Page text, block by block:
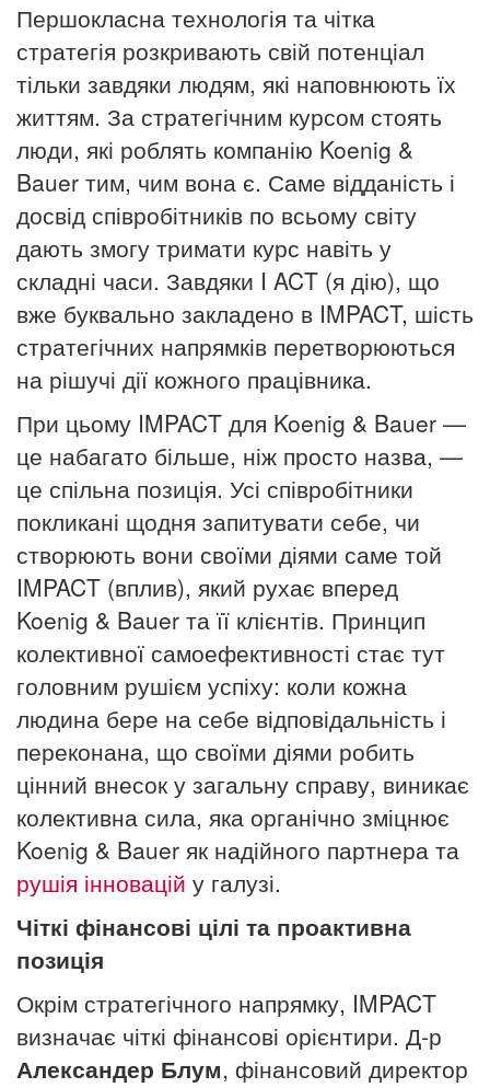
Першокласна технологія та чітка
стратегія розкривають свій потенціал
тільки завдяки людям, які наповнюють їх
життям. За стратегічним курсом стоять
люди, які роблять компанію Koenig &
Bauer тим, чим вона є. Саме відданість і
досвід співробітників по всьому світу
дають змогу тримати курс навіть у
складні часи. Завдяки I ACT (я дію), що
вже буквально закладено в IMPACT, шість
стратегічних напрямків перетворюються
на рішучі дії кожного працівника.
При цьому IMPACT для Koenig & Bauer —
це набагато більше, ніж просто назва, —
це спільна позиція. Усі співробітники
покликані щодня запитувати себе, чи
створюють вони своїми діями саме той
IMPACT (вплив), який рухає вперед
Koenig & Bauer та її клієнтів. Принцип
колективної самоефективності стає тут
головним рушієм успіху: коли кожна
людина бере на себе відповідальність і
переконана, що своїми діями робить
цінний внесок у загальну справу, виникає
колективна сила, яка органічно зміцнює
Koenig & Bauer як надійного партнера та
рушія інновацій у галузі.
Чіткі фінансові цілі та проактивна
позиція
Окрім стратегічного напрямку, IMPACT
визначає чіткі фінансові орієнтири. Д-р
Александер Блум, фінансовий директор